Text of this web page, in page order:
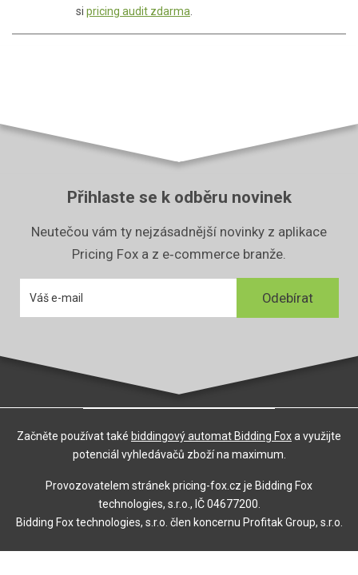
si pricing audit zdarma
Přihlaste se k odběru novinek
Neutečou vám ty nejzásadnější novinky z aplikace
Pricing Fox a z e‑commerce branže.
Odebírat
Začněte používat také biddingový automat Bidding Foxa využijte
potenciál vyhledávačů zboží na maximum.
Provozovatelem stránek pricing-fox.cz je Bidding Fox
technologies, s.r.o., IČ 04677200.
Bidding Fox technologies, s.r.o. člen koncernu Profitak Group, s.r.o.